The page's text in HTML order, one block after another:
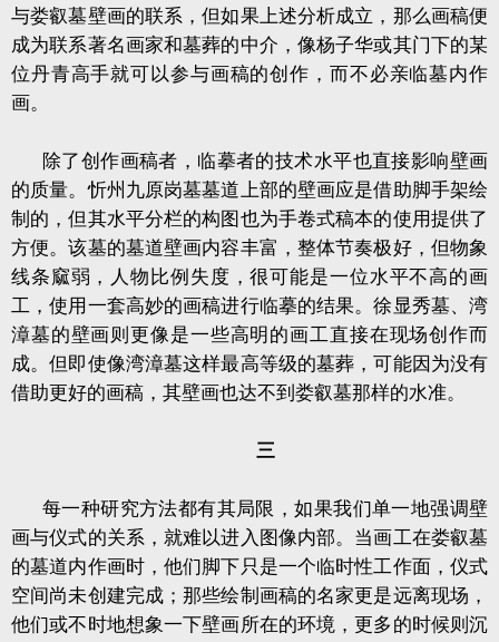
与娄叡墓壁画的联系，但如果上述分析成立，那么画稿便
成为联系著名画家和墓葬的中介，像杨子华或其门下的某
位丹青高手就可以参与画稿的创作，而不必亲临墓内作
画。
除了创作画稿者，临摹者的技术水平也直接影响壁画
的质量。忻州九原岗墓墓道上部的壁画应是借助脚手架绘
制的，但其水平分栏的构图也为手卷式稿本的使用提供了
方便。该墓的墓道壁画内容丰富，整体节奏极好，但物象
线条窳弱，人物比例失度，很可能是一位水平不高的画
工，使用一套高妙的画稿进行临摹的结果。徐显秀墓、湾
漳墓的壁画则更像是一些高明的画工直接在现场创作而
成。但即使像湾漳墓这样最高等级的墓葬，可能因为没有
借助更好的画稿，其壁画也达不到娄叡墓那样的水准。
三
每一种研究方法都有其局限，如果我们单一地强调壁
画与仪式的关系，就难以进入图像内部。当画工在娄叡墓
的墓道内作画时，他们脚下只是一个临时性工作面，仪式
空间尚未创建完成；那些绘制画稿的名家更是远离现场，
他们或不时地想象一下壁画所在的环境，更多的时候则沉